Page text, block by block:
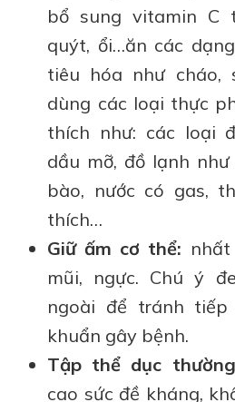
bổ sung vitamin C
quýt, ổi…ăn các
tiêu hóa như cháo,
dùng các loại thực
thích như: các loại
dầu mỡ, đồ lạnh
bào, nước có gas,
thích…
Giữ ấm cơ thể:
mũi, ngực. Chú ý
ngoài để tránh
khuẩn gây bệnh.
Tập thể dục
cao sức đề kháng,